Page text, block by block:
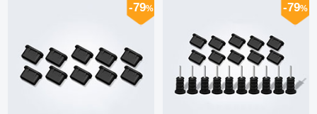
-79% -79%